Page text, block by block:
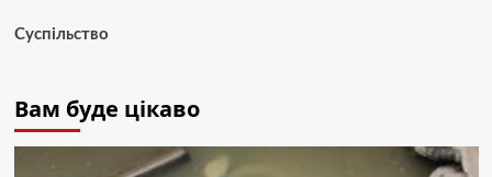
Суспільство
Вам буде цікаво